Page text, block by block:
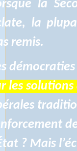
la
la
remis.
les
? Mais